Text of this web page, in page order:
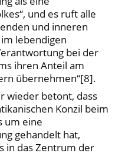
und es ruft alle
und inneren
lebendigen
bei der
ihren Anteil am
übernehmen“[8].
wieder betont, dass
Konzil beim
um eine
gehandelt hat,
in das Zentrum der